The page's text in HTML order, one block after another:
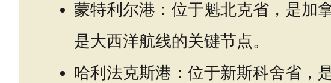
蒙特利尔港：位于魁北克省，是加
是大西洋航线的关键节点。
哈利法克斯港：位于新斯科舍省，